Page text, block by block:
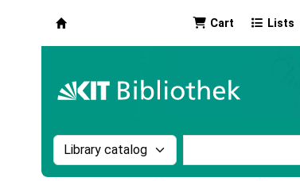
Cart Lists
Search the catalog by: